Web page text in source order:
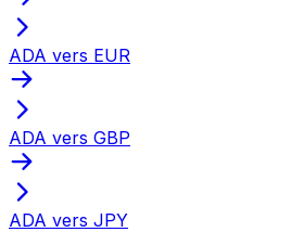
ADA vers EUR
ADA vers GBP
ADA vers JPY